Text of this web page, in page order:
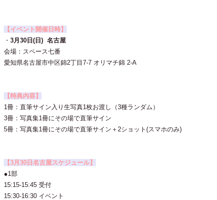
【イベント開催日時】
・ 3月30日(日) 名古屋
会場：スペース七番
愛知県名古屋市中区錦2丁目7-7 オリマチ錦 2-A
【特典内容】
1冊：直筆サイン入り生写真1枚お渡し（3種ランダム）
3冊：写真集1冊にその場で直筆サイン
5冊：写真集1冊にその場で直筆サイン＋2ショット(スマホのみ)
【3月30日名古屋スケジュール】
●1部
15:15-15:45 受付
15:30-16:30 イベント